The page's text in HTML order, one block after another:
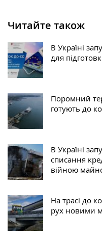
Читайте також
В Україні
для
Поромний
готують до
В Україні
списання
війною
На трасі до
рух новими